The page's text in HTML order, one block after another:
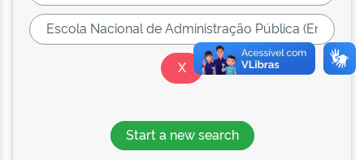
Start a new search